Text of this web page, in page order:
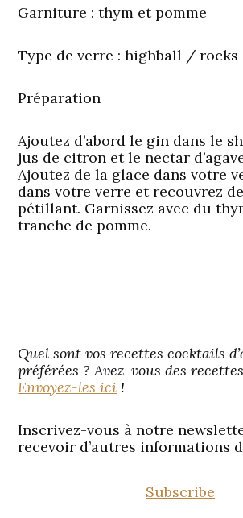
Garniture : thym et pomme
Type de verre : highball / rocks
Préparation
Ajoutez d’abord le gin dans le
jus de citron et le nectar
Ajoutez de la glace dans votre
dans votre verre et recouvrez
pétillant. Garnissez avec du
tranche de pomme.
Quel sont vos recettes cocktails
préférées ? Avez-vous des
Envoyez-les ici !
Inscrivez-vous à notre
recevoir d’autres informations
Subscribe